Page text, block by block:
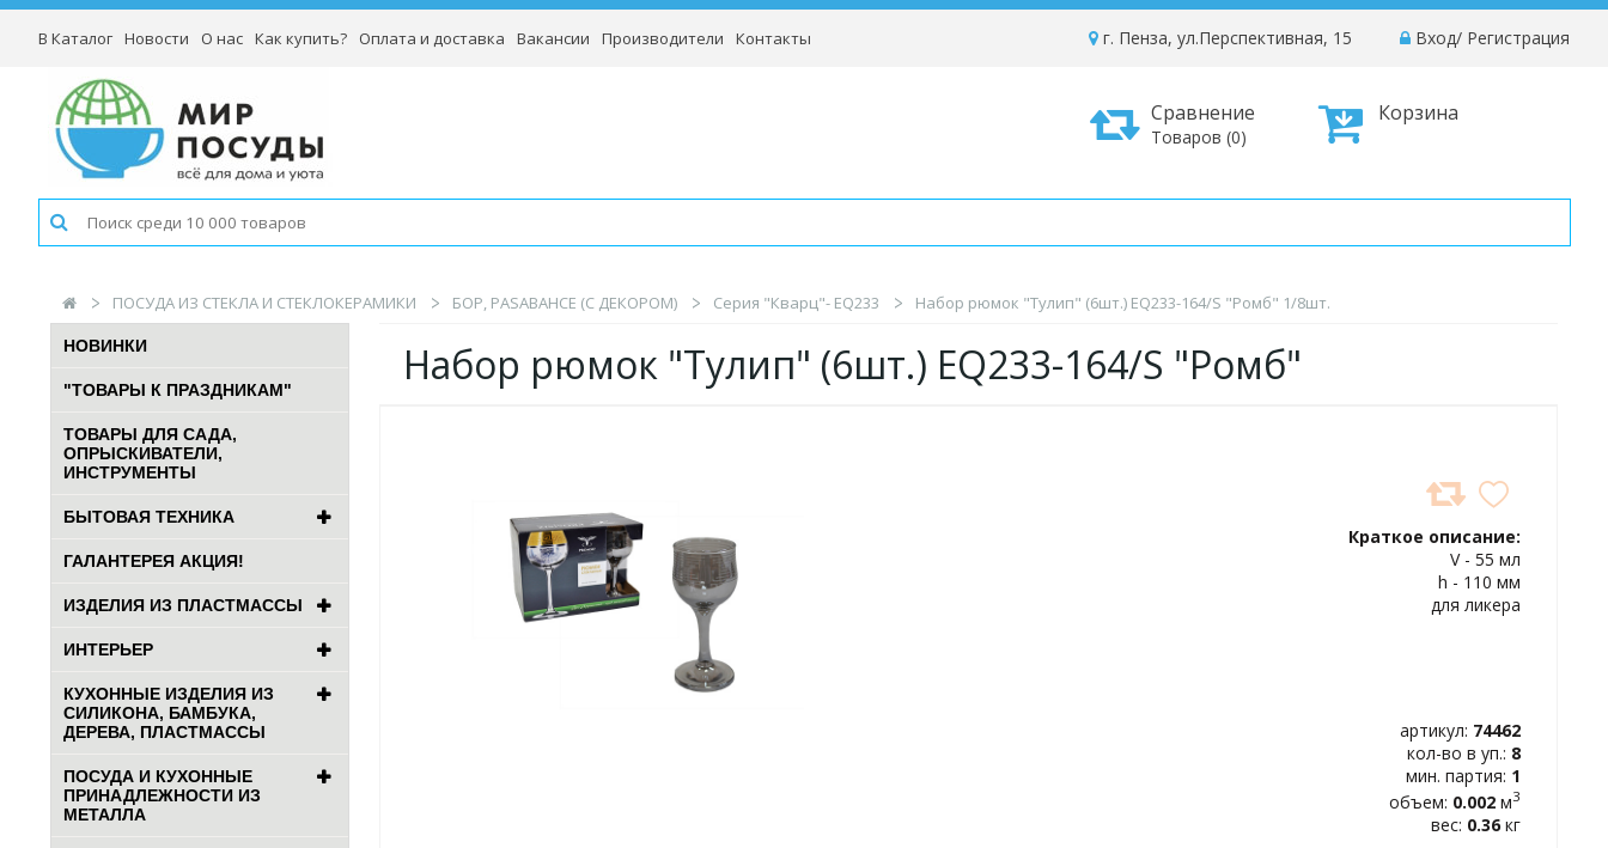
В Каталог Новости О нас Как купить? Оплата и доставка Вакансии Производители Контакты Вход/ Регистрация
г. Пенза, ул.Перспективная, 15
Корзина
Сравнение
Товаров (0)
ПОСУДА ИЗ СТЕКЛА И СТЕКЛОКЕРАМИКИ БОР, PASABAHCE (С ДЕКОРОМ) Серия "Кварц"- EQ233 Набор рюмок "Тулип" (6шт.) EQ233-164/S "Ромб" 1/8шт.
НОВИНКИ
"ТОВАРЫ К ПРАЗДНИКАМ"
ТОВАРЫ ДЛЯ САДА,
ОПРЫСКИВАТЕЛИ,
ИНСТРУМЕНТЫ
БЫТОВАЯ ТЕХНИКА
ГАЛАНТЕРЕЯ АКЦИЯ!
ИЗДЕЛИЯ ИЗ ПЛАСТМАССЫ
ИНТЕРЬЕР
КУХОННЫЕ ИЗДЕЛИЯ ИЗ
СИЛИКОНА, БАМБУКА,
ДЕРЕВА, ПЛАСТМАССЫ
ПОСУДА И КУХОННЫЕ
ПРИНАДЛЕЖНОСТИ ИЗ
МЕТАЛЛА
Набор рюмок "Тулип" (6шт.) EQ233-164/S "Ромб"
Краткое описание:
V - 55 мл
h - 110 мм
для ликера
артикул: 74462
кол-во в уп.: 8
мин. партия: 1
объем: 0.002 м3
вес: 0.36 кг